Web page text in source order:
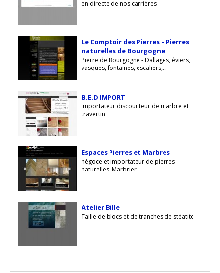
en directe de nos carrières
Le Comptoir des Pierres – Pierres
naturelles de Bourgogne
Pierre de Bourgogne - Dallages, éviers,
vasques, fontaines, escaliers,...
B.E.D IMPORT
Importateur discounteur de marbre et
travertin
Espaces Pierres et Marbres
négoce et importateur de pierres
naturelles. Marbrier
Atelier Bille
Taille de blocs et de tranches de stéatite